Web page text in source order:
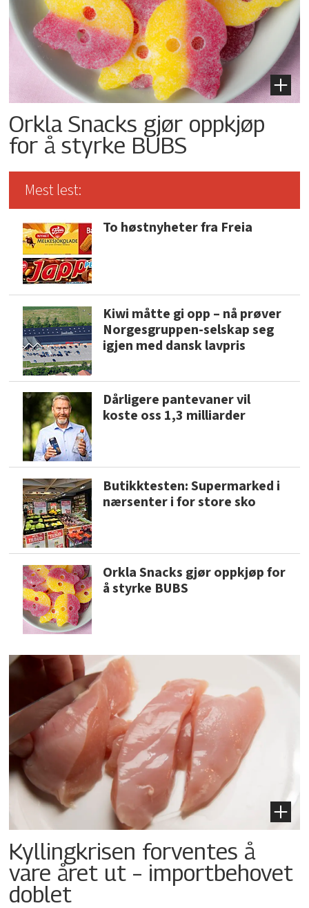
Orkla Snacks gjør oppkjøp
for å styrke BUBS
Mest lest:
To høstnyheter fra Freia
Kiwi måtte gi opp – nå prøver
Norgesgruppen-selskap seg
igjen med dansk lavpris
Dårligere pantevaner vil
koste oss 1,3 milliarder
Butikktesten: Supermarked i
nærsenter i for store sko
Orkla Snacks gjør oppkjøp for
å styrke BUBS
Kyllingkrisen forventes å
vare året ut – importbehovet
doblet